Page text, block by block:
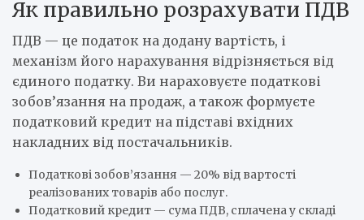
Як правильно розрахувати ПДВ
ПДВ — це податок на додану вартість, і
механізм його нарахування відрізняється від
єдиного податку. Ви нараховуєте податкові
зобов’язання на продаж, а також формуєте
податковий кредит на підставі вхідних
накладних від постачальників.
Податкові зобов’язання — 20% від вартості
реалізованих товарів або послуг.
Податковий кредит — сума ПДВ, сплачена у складі